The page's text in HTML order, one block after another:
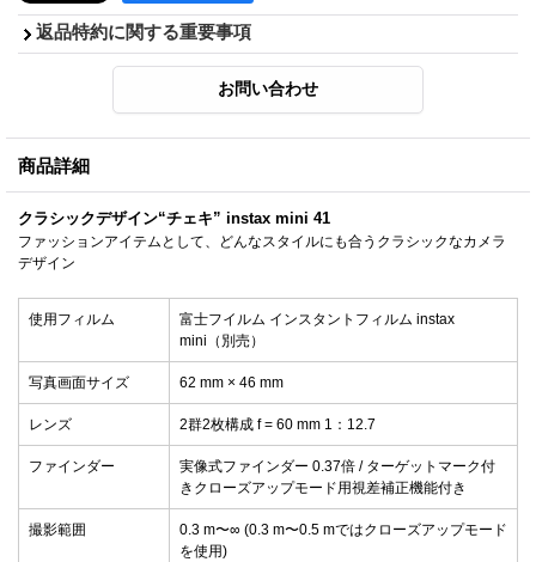
返品特約に関する重要事項
商品詳細
クラシックデザイン“チェキ” instax mini 41
ファッションアイテムとして、どんなスタイルにも合うクラシックなカメラ
デザイン
使用フィルム
富士フイルム インスタントフィルム instax
mini（別売）
写真画面サイズ 62 mm × 46 mm
レンズ 2群2枚構成 f = 60 mm 1：12.7
ファインダー
実像式ファインダー 0.37倍 / ターゲットマーク付
きクローズアップモード用視差補正機能付き
撮影範囲
0.3 m〜∞ (0.3 m〜0.5 mではクローズアップモード
を使用)